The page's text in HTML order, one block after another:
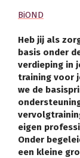
BiOND
Heb jij als
basis onder
verdieping in
training voor
we de
eigen
Onder
een kleine